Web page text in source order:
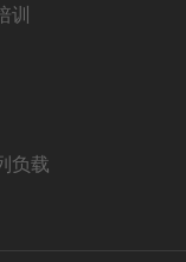
训
负载